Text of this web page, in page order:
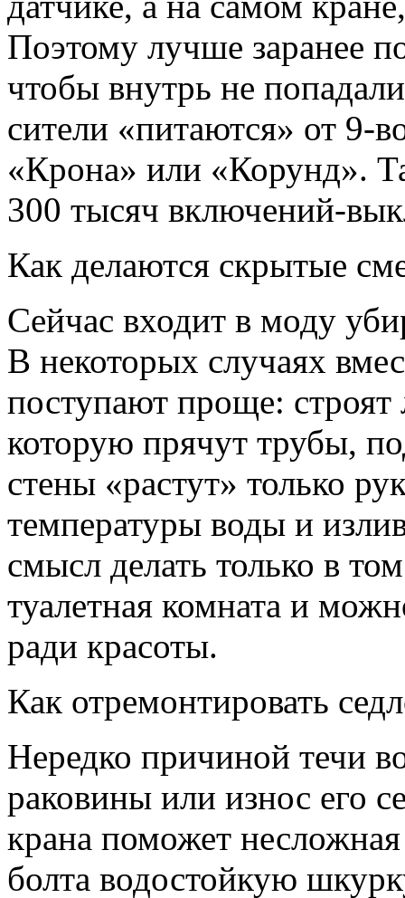
Поэтому лучше заранее
чтобы внутрь не
сители «питаются» от 9-
«Крона» или «Корунд».
300 тысяч включений-
Как делаются скрытые
Сейчас входит в моду
В некоторых случаях
поступают проще: строят
которую прячут трубы,
стены «растут» только
температу­ры воды и
смысл делать только в
туалетная комната и
ради красоты.
Как отремонтировать
Нередко причиной течи
раковины или износ его
крана поможет
болта водостойкую